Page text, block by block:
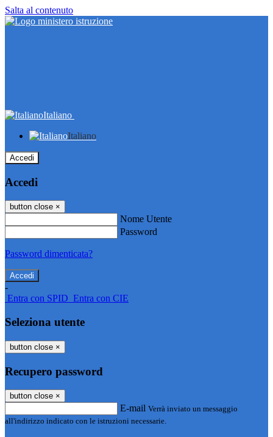
Salta al contenuto
Italiano
Italiano
Accedi
Accedi
button close ×
Nome Utente
Password
Password dimenticata?
-
Entra con SPID Entra con CIE
Seleziona utente
button close ×
Recupero password
button close ×
E-mail Verrà inviato un messaggio
all'indirizzo indicato con le istruzioni necessarie.